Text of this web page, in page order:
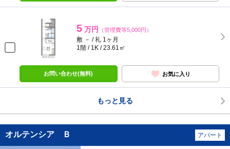
5 万円 （管理費等5,000円）
敷 － / 礼 1ヶ月
1階 / 1K / 23.61㎡
お問い合わせ(無料) お気に入り
もっと見る
オルテンシア Ｂ アパート